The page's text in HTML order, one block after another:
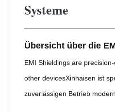
Systeme
Übersicht über die
EMI Shieldings are
other devicesXinhaisen ist
zuverlässigen Betrieb